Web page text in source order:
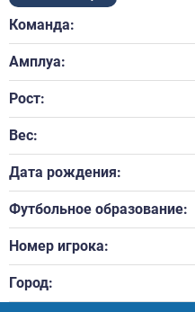
Команда:
Амплуа:
Рост:
Вес:
Дата рождения:
Футбольное образование:
Номер игрока:
Город: